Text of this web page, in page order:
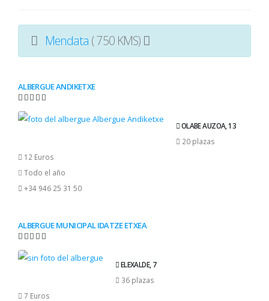
Mendata ( 750 KMS)
ALBERGUE ANDIKETXE
OLABE AUZOA, 13
20 plazas
12 Euros
Todo el año
+34 946 25 31 50
ALBERGUE MUNICIPAL IDATZE ETXEA
ELEXALDE, 7
36 plazas
7 Euros